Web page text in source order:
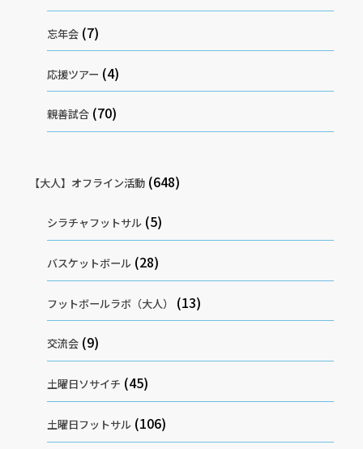
忘年会 (7)
応援ツアー (4)
親善試合 (70)
【大人】オフライン活動(648)
シラチャフットサル (5)
バスケットボール (28)
フットボールラボ（大人） (13)
交流会 (9)
土曜日ソサイチ (45)
土曜日フットサル (106)